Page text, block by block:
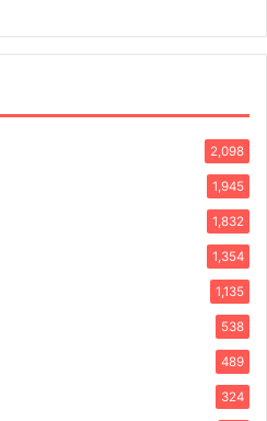
2,098
1,945
1,832
1,354
1,135
538
489
324